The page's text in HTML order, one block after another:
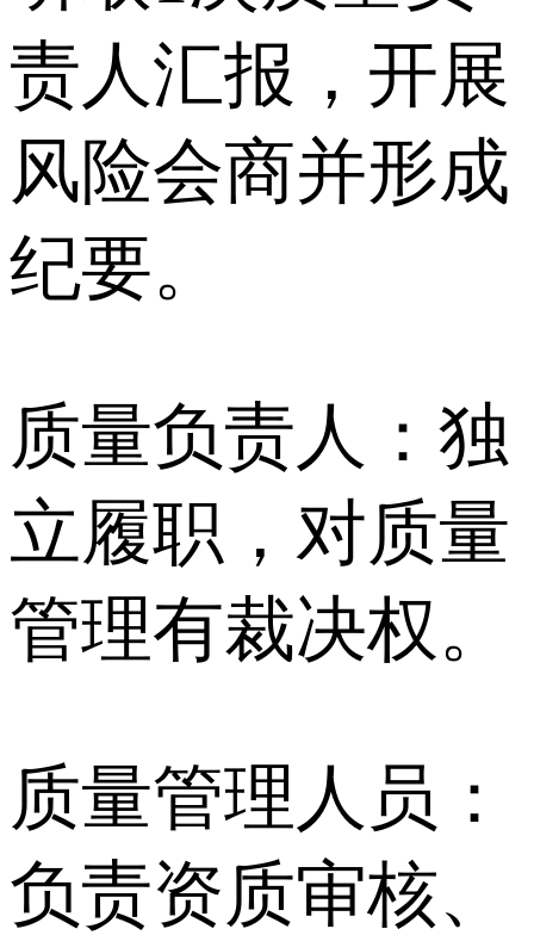
责人汇报，开展
风险会商并形成
纪要。
质量负责人：独
立履职，对质量
管理有裁决权。
质量管理人员：
负责资质审核、